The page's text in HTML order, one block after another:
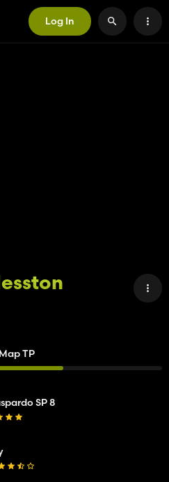
Log In
TP
SP 8